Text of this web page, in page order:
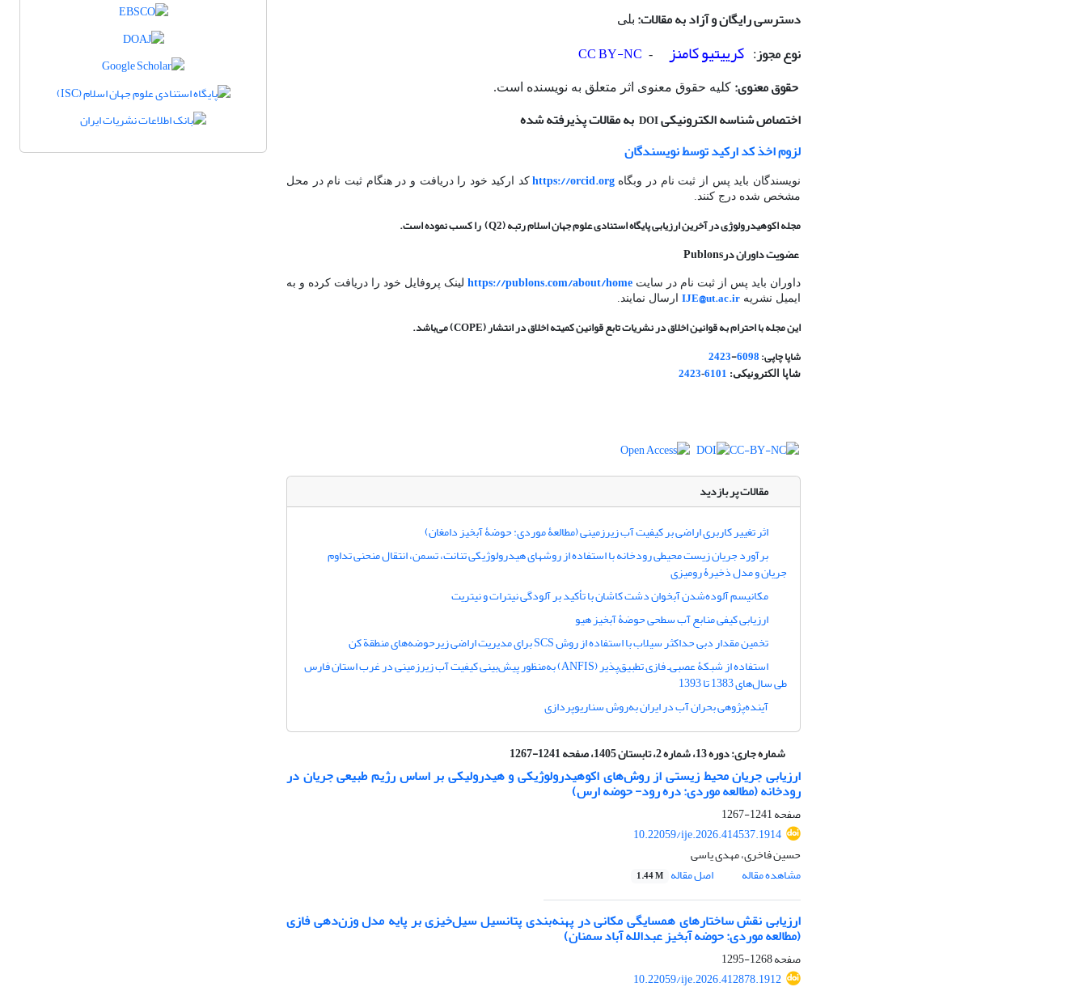
دسترسی رایگان و آزاد به مقالات: بلی
نوع مجوز: کرییتیو کامنز -
CC BY-NC
حقوق معنوی: کلیه حقوق معنوی اثر متعلق به نویسنده است.
اختصاص شناسه الکترونیکی DOI به مقالات پذیرفته شده
لزوم اخذ کد ارکید توسط نویسندگان
نویسندگان باید پس از ثبت نام در وبگاهhttps://orcid.org کد ارکید خود را دریافت و در هنگام ثبت نام در محل
مشخص شده درج کنند.
مجله اکوهیدرولوژی در آخرین ارزیابی پایگاه استنادی علوم جهان اسلام رتبه (Q2) را کسب نموده است.
عضویت داوران درPublons
داوران باید پس از ثبت نام در سایت https://publons.com/about/home لینک پروفایل خود را دریافت کرده و به
ایمیل نشریه IJE@ut.ac.ir ارسال نمایند.
این مجله با احترام به قوانین اخلاق در نشریات تابع قوانین کمیته اخلاق در انتشار (COPE) می‌باشد.
شاپا چاپی:6098
-
2423
شاپا الکترونیکی: 6101
-
2423
مقالات پر بازدید
اثر تغییر کاربری اراضی بر کیفیت آب زیرزمینی (مطالعۀ موردی: حوضۀ آبخیز دامغان)
برآورد جریان زیست ‏محیطی رودخانه با استفاده از روش‏های هیدرولوژیکی تنانت، تسمن، انتقال منحنی تداوم
جریان و مدل ذخیرۀ رومیزی
مکانیسم آلوده‌شدن آبخوان دشت کاشان با تأکید بر آلودگی نیترات و نیتریت
ارزیابی کیفی منابع آب سطحی حوضۀ آبخیز هیو
تخمین مقدار دبی حداکثر سیلاب با استفاده از روش SCS برای مدیریت اراضی زیرحوضه‌های منطقة کن
استفاده از شبکۀ عصبی‌ـ فازی تطبیق‌پذیر (ANFIS) به‌منظور پیش‌بینی کیفیت آب زیر‌زمینی در غرب استان فارس
طی سال‌های 1383 تا 1393
آینده‌پژوهی بحران آب در ایران به‌روش سناریوپردازی
شماره جاری:دوره 13، شماره 2، تابستان 1405، صفحه 1241-1267
ارزیابی جریان محیط زیستی از روش‌های اکوهیدرولوژیکی و هیدرولیکی بر اساس رژیم طبیعی جریان در
رودخانه (مطالعه موردی: دره رود- حوضه ارس)
صفحه1241-1267
10.22059/ije.2026.414537.1914
حسین فاخری، مهدی یاسی
مشاهده مقاله
اصل مقاله 1.44 M
ارزیابی نقش ساختارهای همسایگی مکانی در پهنه‌بندی پتانسیل سیل‌خیزی بر پایه مدل وزن‌دهی فازی
(مطالعه موردی: حوضه آبخیز عبدالله آباد سمنان)
صفحه1268-1295
10.22059/ije.2026.412878.1912